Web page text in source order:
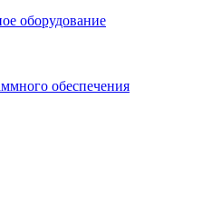
оборудование
обеспечения